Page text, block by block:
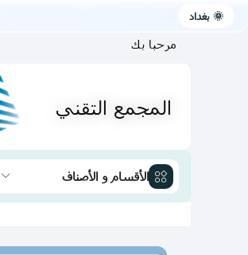
🌞 بغداد
مرحبا بك
المجمع التقني
الأقسام و الأصناف